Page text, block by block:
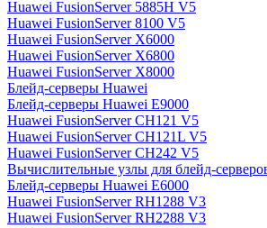
Huawei FusionServer 5885H V5
Huawei FusionServer 8100 V5
Huawei FusionServer X6000
Huawei FusionServer X6800
Huawei FusionServer X8000
Блейд-серверы Huawei
Блейд-серверы Huawei E9000
Huawei FusionServer CH121 V5
Huawei FusionServer CH121L V5
Huawei FusionServer CH242 V5
Вычислительные узлы для блейд-
Блейд-серверы Huawei E6000
Huawei FusionServer RH1288 V3
Huawei FusionServer RH2288 V3